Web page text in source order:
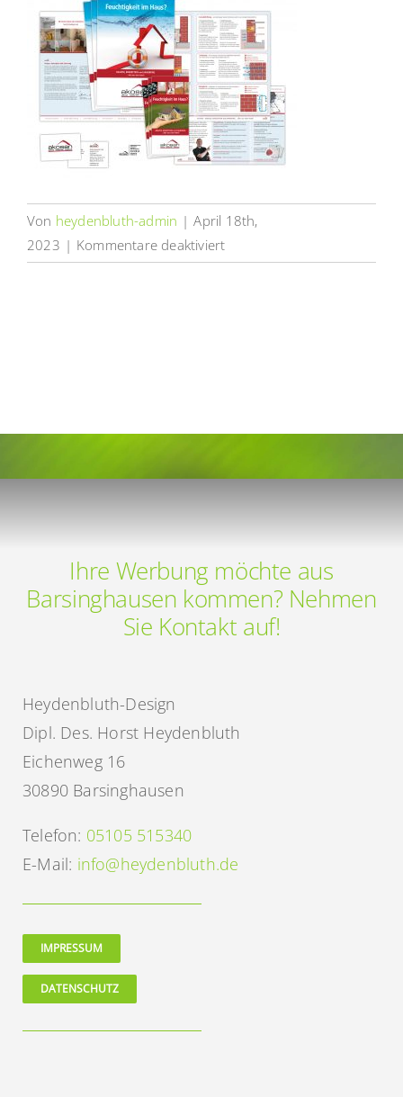
Von heydenbluth-admin | April 18th,
2023 | Kommentare deaktiviertfür
akosan-
Ihre Werbung möchte aus
Barsinghausen kommen? Nehmen
Sie Kontakt auf!
Heydenbluth-Design
Dipl. Des. Horst Heydenbluth
Eichenweg 16
30890 Barsinghausen
Telefon: 05105 515340
E-Mail: info@heydenbluth.de
IMPRESSUM
DATENSCHUTZ